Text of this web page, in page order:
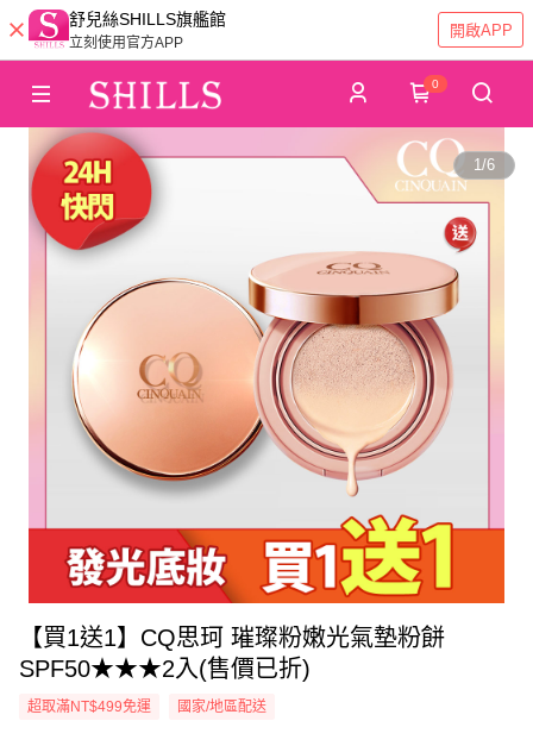
舒兒絲SHILLS旗艦館
立刻使用官方APP
開啟APP
0
1/6
【買1送1】CQ思珂 璀璨粉嫩光氣墊粉餅
SPF50★★★2入(售價已折)
超取滿NT$499免運 國家/地區配送